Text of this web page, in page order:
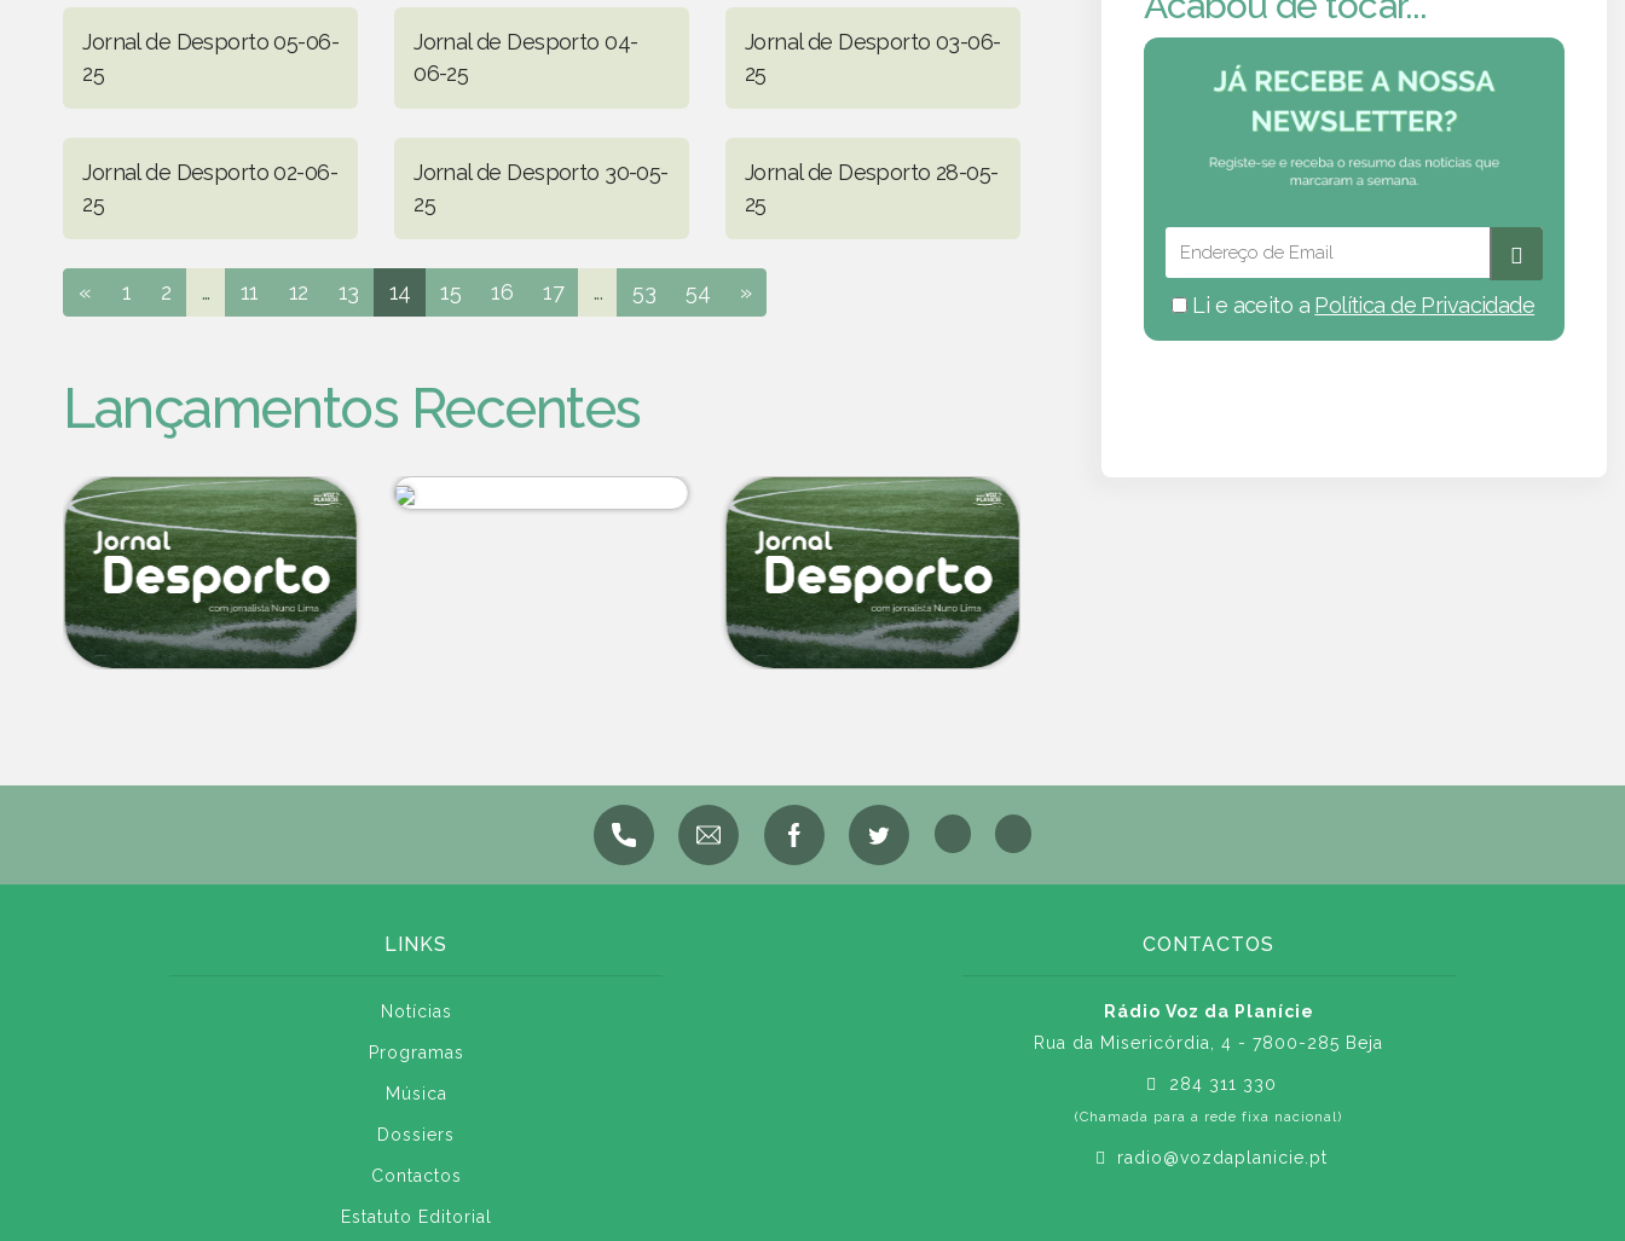
Jornal de Desporto 05-06-
25
Jornal de Desporto 04-
06-25
Jornal de Desporto 03-06-
25
Jornal de Desporto 02-06-
25
Jornal de Desporto 30-05-
25
Jornal de Desporto 28-05-
25
« 1 2 ... 11 12 13 14 15 16 17 ... 53 54 »
Lançamentos Recentes
Li e aceito a Política de Privacidade
LINKS
Notícias
Programas
Música
Dossiers
Contactos
Estatuto Editorial
CONTACTOS
Rádio Voz da Planície
Rua da Misericórdia, 4 - 7800-285 Beja
284 311 330
(Chamada para a rede fixa nacional)
radio@vozdaplanicie.pt